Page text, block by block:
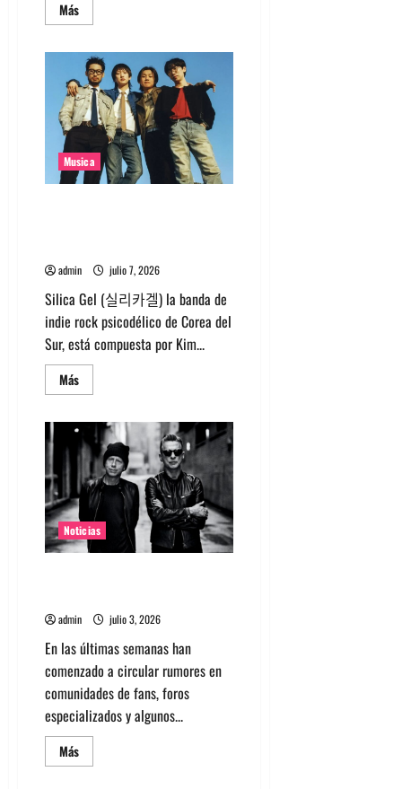
MásLeer
más
Canciones
recomendadas
para
el
2026
Musica
admin julio 7, 2026
Silica Gel (실리카겔) la banda de
indie rock psicodélico de Corea del
Sur, está compuesta por Kim...
MásLeer
más
Nuevo
single
de
la
banda
coreana
Silica
Gel
llamado
Molecular
Gastronomy
Noticias
admin julio 3, 2026
En las últimas semanas han
comenzado a circular rumores en
comunidades de fans, foros
especializados y algunos...
MásLeer
más